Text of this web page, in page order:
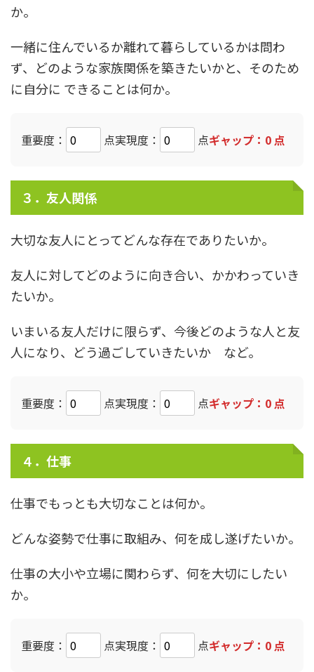
か。
一緒に住んでいるか離れて暮らしているかは問わ
ず、どのような家族関係を築きたいかと、そのため
に自分に できることは何か。
重要度： 点実現度： 点ギャップ： 0 点
３．友人関係
大切な友人にとってどんな存在でありたいか。
友人に対してどのように向き合い、かかわっていき
たいか。
いまいる友人だけに限らず、今後どのような人と友
人になり、どう過ごしていきたいか など。
重要度： 点実現度： 点ギャップ： 0 点
４．仕事
仕事でもっとも大切なことは何か。
どんな姿勢で仕事に取組み、何を成し遂げたいか。
仕事の大小や立場に関わらず、何を大切にしたい
か。
重要度： 点実現度： 点ギャップ： 0 点